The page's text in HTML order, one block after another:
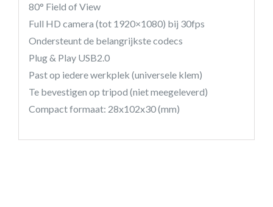
80° Field of View
Full HD camera (tot 1920×1080) bij 30fps
Ondersteunt de belangrijkste codecs
Plug & Play USB2.0
Past op iedere werkplek (universele klem)
Te bevestigen op tripod (niet meegeleverd)
Compact formaat: 28x102x30 (mm)